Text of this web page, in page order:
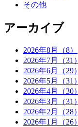
その他
アーカイブ
2026年8月（8）
2026年7月（31）
2026年6月（29）
2026年5月（31）
2026年4月（30）
2026年3月（31）
2026年2月（28）
2026年1月（26）